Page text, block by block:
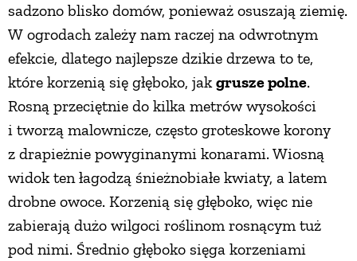
sadzono blisko domów, ponieważ osuszają ziemię.
W ogrodach zależy nam raczej na odwrotnym
efekcie, dlatego najlepsze dzikie drzewa to te,
które korzenią się głęboko, jakgrusze polne.
Rosną przeciętnie do kilka metrów wysokości
i tworzą malownicze, często groteskowe korony
z drapieżnie powyginanymi konarami. Wiosną
widok ten łagodzą śnieżnobiałe kwiaty, a latem
drobne owoce. Korzenią się głęboko, więc nie
zabierają dużo wilgoci roślinom rosnącym tuż
pod nimi. Średnio głęboko sięga korzeniami